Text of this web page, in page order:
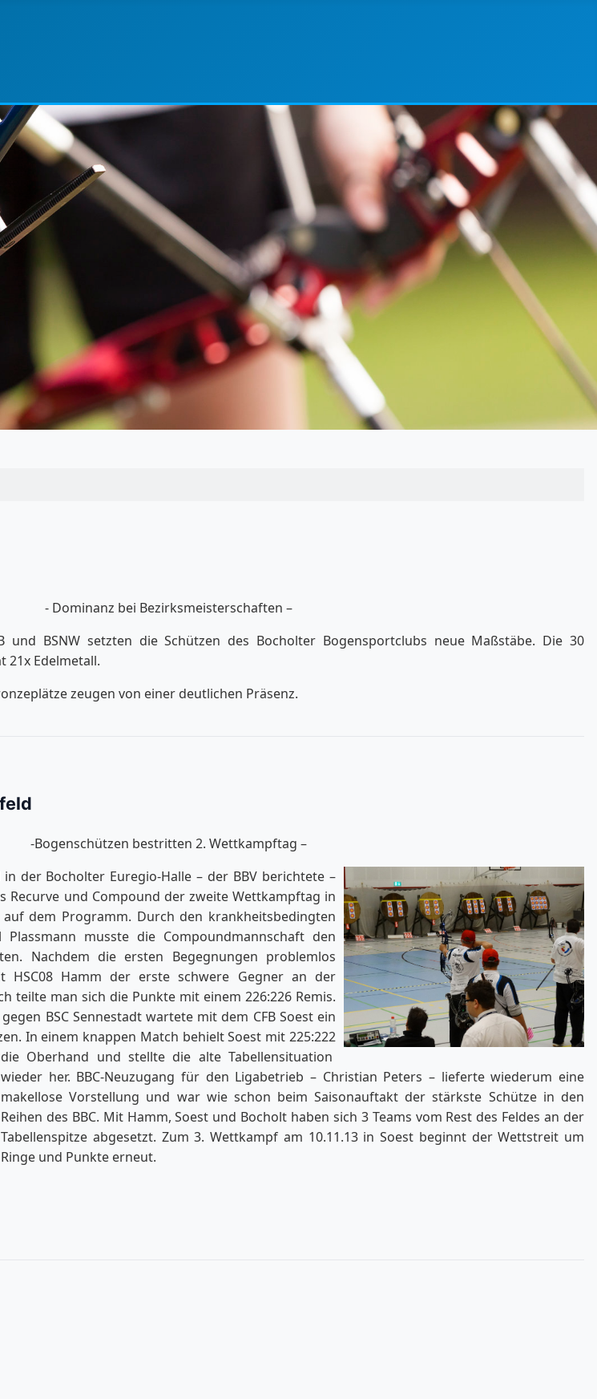
- Dominanz bei Bezirksmeisterschaften –
und BSNW setzten die Schützen des Bocholter Bogensportclubs neue Maßstäbe. Die 30
21x Edelmetall.
zeugen von einer deutlichen Präsenz.
-Bogenschützen bestritten 2. Wettkampftag –
der Bocholter Euregio-Halle – der BBV berichtete –
Recurve und Compound der zweite Wettkampftag in
dem Programm. Durch den krankheitsbedingten
musste die Compoundmannschaft den
Nachdem die ersten Begegnungen problemlos
HSC08 Hamm der erste schwere Gegner an der
teilte man sich die Punkte mit einem 226:226 Remis.
BSC Sennestadt wartete mit dem CFB Soest ein
In einem knappen Match behielt Soest mit 225:222
die Oberhand und stellte die alte Tabellensituation
wieder her. BBC-Neuzugang für den Ligabetrieb – Christian Peters – lieferte wiederum eine
makellose Vorstellung und war wie schon beim Saisonauftakt der stärkste Schütze in den
Reihen des BBC. Mit Hamm, Soest und Bocholt haben sich 3 Teams vom Rest des Feldes an der
Tabellenspitze abgesetzt. Zum 3. Wettkampf am 10.11.13 in Soest beginnt der Wettstreit um
Ringe und Punkte erneut.